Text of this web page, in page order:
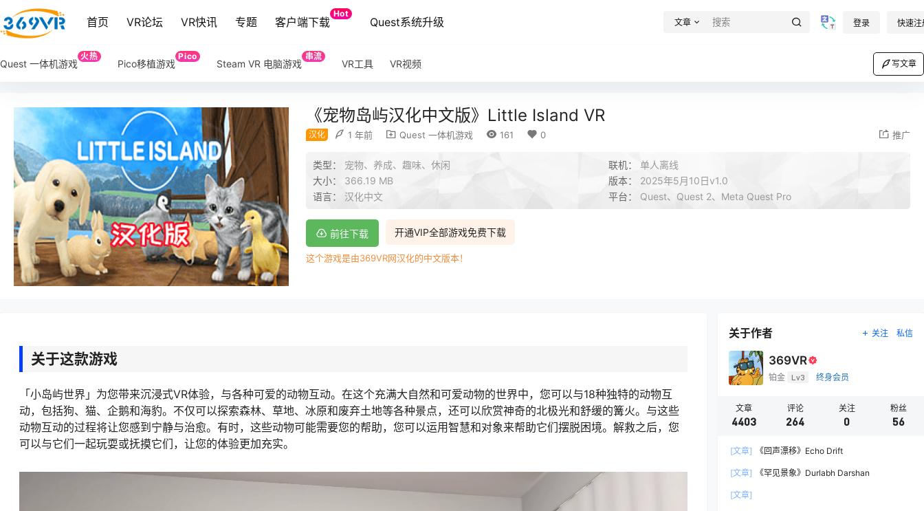
首页 VR论坛 VR快讯 专题 客户端下载
Hot
Quest系统升级 文章 登录 快速注
Quest 一体机游戏
火热
Pico移植游戏
Pico
Steam VR 电脑游戏
串流
VR工具 VR视频 写文章
《宠物岛屿汉化中文版》Little Island VR
汉化 1 年前 Quest 一体机游戏 161 0 推广
类型： 宠物、养成、趣味、休闲 联机： 单人离线
大小： 366.19 MB 版本： 2025年5月10日v1.0
语言： 汉化中文 平台： Quest、Quest 2、Meta Quest Pro
开通VIP全部游戏免费下载
前往下载
这个游戏是由369VR网汉化的中文版本！
关于这款游戏
「小岛屿世界」为您带来沉浸式VR体验，与各种可爱的动物互动。在这个充满大自然和可爱动物的世界中，您可以与18种独特的动物互
动，包括狗、猫、企鹅和海豹。不仅可以探索森林、草地、冰原和废弃土地等各种景点，还可以欣赏神奇的北极光和舒缓的篝火。与这些
动物互动的过程将让您感到宁静与治愈。有时，这些动物可能需要您的帮助，您可以运用智慧和对象来帮助它们摆脱困境。解救之后，您
可以与它们一起玩耍或抚摸它们，让您的体验更加充实。
关于作者 关注 私信
369VR
铂金 Lv3 终身会员
文章
4403
评论
264
关注
0
粉丝
56
[文章] 《回声漂移》Echo Drift
[文章] 《罕见景象》Durlabh Darshan
[文章]